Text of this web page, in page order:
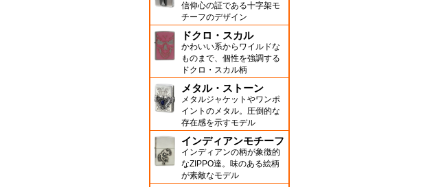
信仰心の証である十字架モ
チーフのデザイン
ドクロ・スカル
かわいい系からワイルドな
ものまで、個性を強調する
ドクロ・スカル柄
メタル・ストーン
メタルジャケットやワンポ
イントのメタル。圧倒的な
存在感を示すモデル
インディアンモチーフ
インディアンの柄が象徴的
なZIPPO達。味のある絵柄
が素敵なモデル